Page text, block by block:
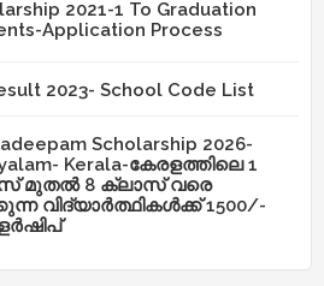
2021-1 To Graduation
Application Process
2023- School Code List
Scholarship 2026-
Kerala-കേരളത്തിലെ 1
മുതൽ 8 ക്ലാസ് വരെ
വിദ്യാർത്ഥികൾക്ക് 1500/-